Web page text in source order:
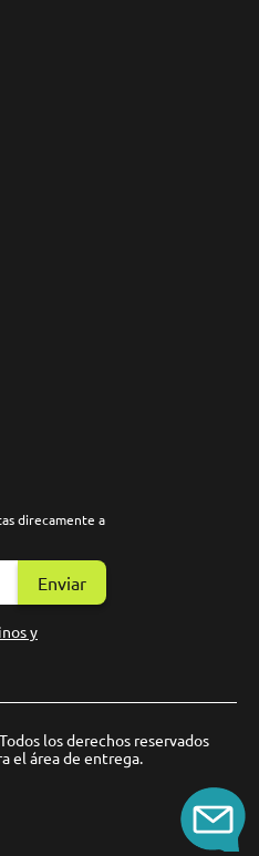
direcamente a
Enviar
y
los derechos reservados
el área de entrega.